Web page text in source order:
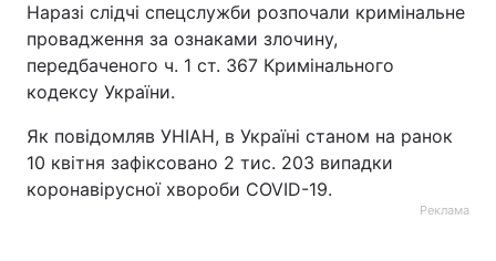
Наразі слідчі спецслужби розпочали кримінальне
провадження за ознаками злочину,
передбаченого ч. 1 ст. 367 Кримінального
кодексу України.
Як повідомляв УНІАН, в Україні станом на ранок
10 квітня зафіксовано 2 тис. 203 випадки
коронавірусної хвороби COVID-19.
Реклама